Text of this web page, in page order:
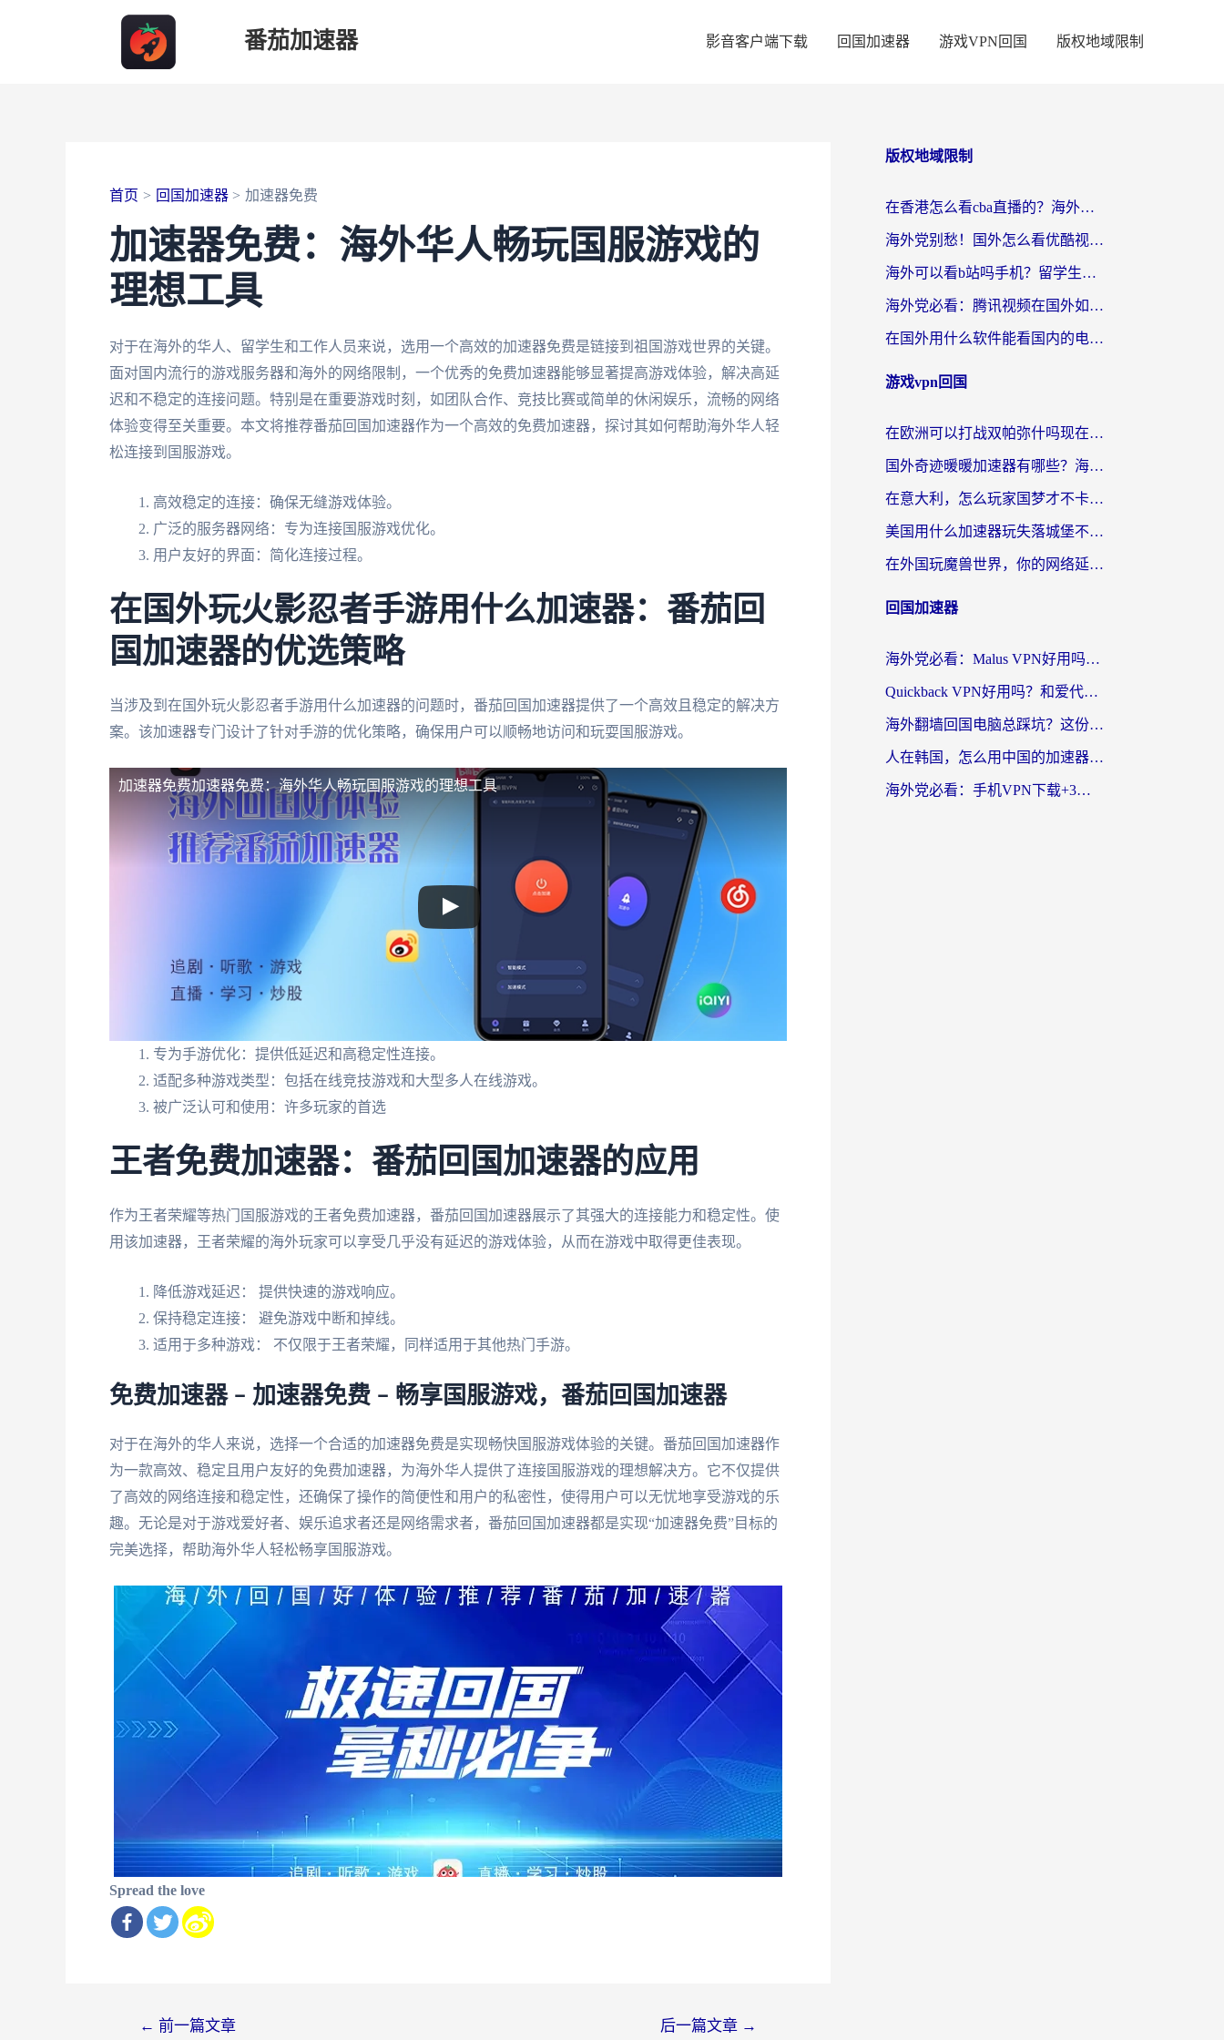
番茄加速器 影音客户端下载 回国加速器 游戏VPN回国 版权地域限制
首页 回国加速器 加速器免费
加速器免费：海外华人畅玩国服游戏的
理想工具
对于在海外的华人、留学生和工作人员来说，选用一个高效的加速器免费是链接到祖国游戏世界的关键。
面对国内流行的游戏服务器和海外的网络限制，一个优秀的免费加速器能够显著提高游戏体验，解决高延
迟和不稳定的连接问题。特别是在重要游戏时刻，如团队合作、竞技比赛或简单的休闲娱乐，流畅的网络
体验变得至关重要。本文将推荐番茄回国加速器作为一个高效的免费加速器，探讨其如何帮助海外华人轻
松连接到国服游戏。
高效稳定的连接：确保无缝游戏体验。
广泛的服务器网络：专为连接国服游戏优化。
用户友好的界面：简化连接过程。
在国外玩火影忍者手游用什么加速器：番茄回
国加速器的优选策略
当涉及到在国外玩火影忍者手游用什么加速器的问题时，番茄回国加速器提供了一个高效且稳定的解决方
案。该加速器专门设计了针对手游的优化策略，确保用户可以顺畅地访问和玩耍国服游戏。
加速器免费加速器免费：海外华人畅玩国服游戏的理想工具
专为手游优化：提供低延迟和高稳定性连接。
适配多种游戏类型：包括在线竞技游戏和大型多人在线游戏。
被广泛认可和使用：许多玩家的首选
王者免费加速器：番茄回国加速器的应用
作为王者荣耀等热门国服游戏的王者免费加速器，番茄回国加速器展示了其强大的连接能力和稳定性。使
用该加速器，王者荣耀的海外玩家可以享受几乎没有延迟的游戏体验，从而在游戏中取得更佳表现。
降低游戏延迟： 提供快速的游戏响应。
保持稳定连接： 避免游戏中断和掉线。
适用于多种游戏： 不仅限于王者荣耀，同样适用于其他热门手游。
免费加速器 – 加速器免费 – 畅享国服游戏，番茄回国加速器
对于在海外的华人来说，选择一个合适的加速器免费是实现畅快国服游戏体验的关键。番茄回国加速器作
为一款高效、稳定且用户友好的免费加速器，为海外华人提供了连接国服游戏的理想解决方。它不仅提供
了高效的网络连接和稳定性，还确保了操作的简便性和用户的私密性，使得用户可以无忧地享受游戏的乐
趣。无论是对于游戏爱好者、娱乐追求者还是网络需求者，番茄回国加速器都是实现“加速器免费”目标的
完美选择，帮助海外华人轻松畅享国服游戏。
Spread the love
← 前一篇文章 后一篇文章 →
版权地域限制
在香港怎么看cba直播的？海外党体育观赛终极指南：告别版权限制，畅享中文解说
海外党别愁！国外怎么看优酷视频？一招解决追剧、看直播难题
海外可以看b站吗手机？留学生亲测有效的回国加速指南
海外党必看：腾讯视频在国外如何解除地域限制？附优酷咪咕使用指南
在国外用什么软件能看国内的电视剧啊？留学生亲测有效的回国加速方案
游戏vpn回国
在欧洲可以打战双帕弥什吗现在？跨越延迟墙的实战指南
国外奇迹暖暖加速器有哪些？海外党国服游戏畅玩终极指南（附亲测推荐）
在意大利，怎么玩家国梦才不卡？这份终极加速指南请收好
美国用什么加速器玩失落城堡不卡？海外党亲测有效的国服游戏加速指南
在外国玩魔兽世界，你的网络延迟是最大的敌人
回国加速器
海外党必看：Malus VPN好用吗？和迅猛兔VPN对比哪个回国效果更好？附真实体验与避坑指南
Quickback VPN好用吗？和爱代理VPN对比哪个回国效果更好？
海外翻墙回国电脑总踩坑？这份实测指南帮你选对加速器（附ChickCNinitapMalus对比）
人在韩国，怎么用中国的加速器刷剧打游戏？这份真实体验指南给你答案
海外党必看：手机VPN下载+3步选对回国加速器，无缝刷国内资源不再愁